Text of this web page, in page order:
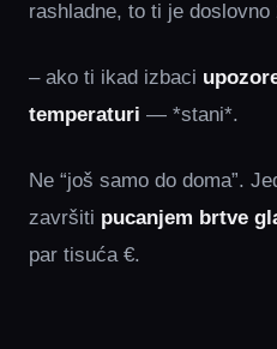
rashladne, to ti je doslovno
– ako ti ikad izbaci
temperaturi — *stani*.
Ne “još samo do doma”.
završiti pucanjem brtve
par tisuća €.